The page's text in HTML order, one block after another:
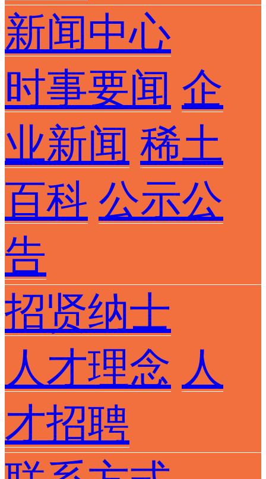
新闻中心
时事要闻 企
业新闻 稀土
百科 公示公
告
招贤纳士
人才理念 人
才招聘